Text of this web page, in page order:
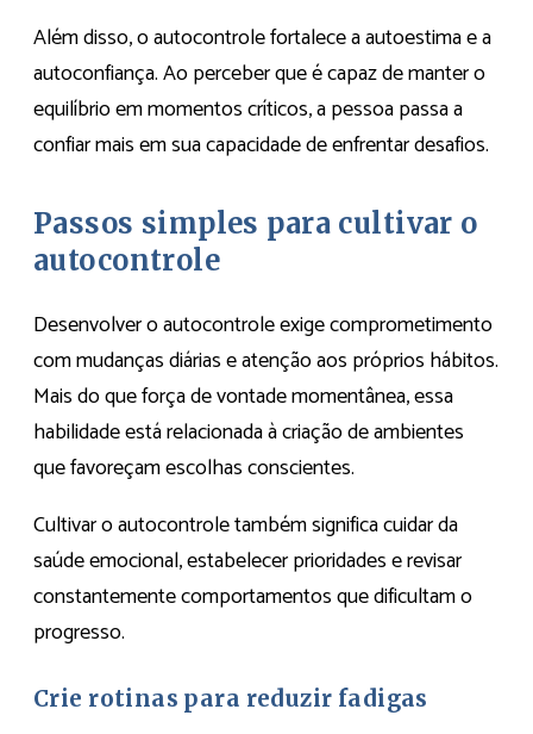
Além disso, o autocontrole fortalece a autoestima e a
autoconfiança. Ao perceber que é capaz de manter o
equilíbrio em momentos críticos, a pessoa passa a
confiar mais em sua capacidade de enfrentar desafios.
Passos simples para cultivar o
autocontrole
Desenvolver o autocontrole exige comprometimento
com mudanças diárias e atenção aos próprios hábitos.
Mais do que força de vontade momentânea, essa
habilidade está relacionada à criação de ambientes
que favoreçam escolhas conscientes.
Cultivar o autocontrole também significa cuidar da
saúde emocional, estabelecer prioridades e revisar
constantemente comportamentos que dificultam o
progresso.
Crie rotinas para reduzir fadigas